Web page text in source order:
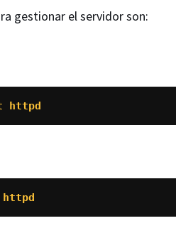
gestionar el servidor son:
httpd
httpd